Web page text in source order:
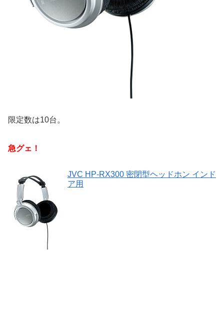
限定数は10台。
急グェ！
JVC HP-RX300 密閉型ヘッドホン インド
ア用